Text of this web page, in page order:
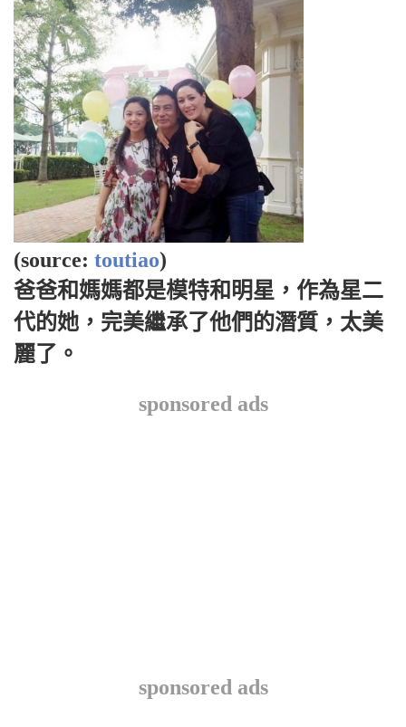
(source: toutiao)
爸爸和媽媽都是模特和明星，作為星二
代的她，完美繼承了他們的潛質，太美
麗了。
sponsored ads
sponsored ads